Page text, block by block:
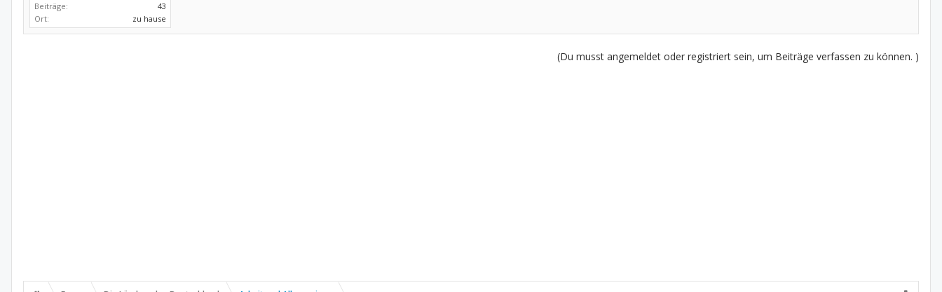
Beiträge:
43
Ort:
zu hause
(Du musst angemeldet oder registriert sein, um Beiträge verfassen zu können. )